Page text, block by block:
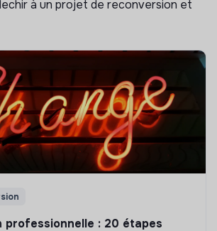
à un projet de reconversion et
professionnelle : 20 étapes